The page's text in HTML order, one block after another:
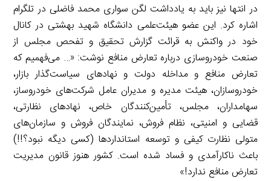
در انتها نیز باید به یادداشت لگن سواری محمد فاضلی در تلگرام
اشاره کرد. این عضو هیئت‌علمی دانشگاه شهید بهشتی در کانال
خود در واکنش به قرائت گزارش تحقیق و تفحص مجلس از
صنعت خودروسازی درباره تعارض منافع نوشت: «… می‌فهمیم که
تعارض منافع و مداخله دولت و نهادهای سیاست‌گذار بازار،
خودروسازان، هیئت مدیره و مدیران عامل شرکت‌های خودروساز،
سهامداران، مجلس، تأمین‌کنندگان خاص، نهادهای نظارتی،
قضایی و امنیتی، نظام فروش، نمایندگان فروش و سازمان‌های
متولی نظارت کیفی و توسعه استانداردها (کسی دیگه نبود؟!!)
باعث ناکارآمدی و فساد شده است. کشور هنوز قانون مدیریت
تعارض منافع ندارد!»